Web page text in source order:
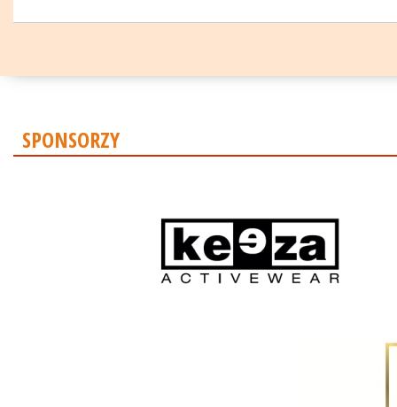
SPONSORZY